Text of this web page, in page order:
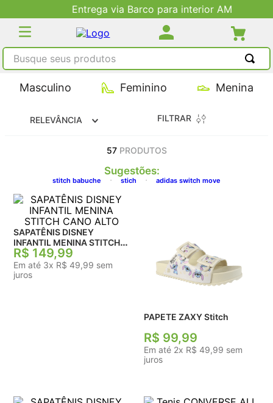
Entrega via Barco para interior AM
Busque seus produtos
TERMOS MAIS BUSCADOS
º
tenis feminino
Masculino Feminino Menina
RELEVÂNCIA FILTRAR
57 PRODUTOS
Sugestões:
stitch babuche stich adidas switch move
SAPATÊNIS DISNEY
INFANTIL MENINA STITCH
CANO ALTO
R$ 149,99
Em até 3x R$ 49,99 sem
juros
PAPETE ZAXY Stitch
R$ 99,99
Em até 2x R$ 49,99 sem
juros